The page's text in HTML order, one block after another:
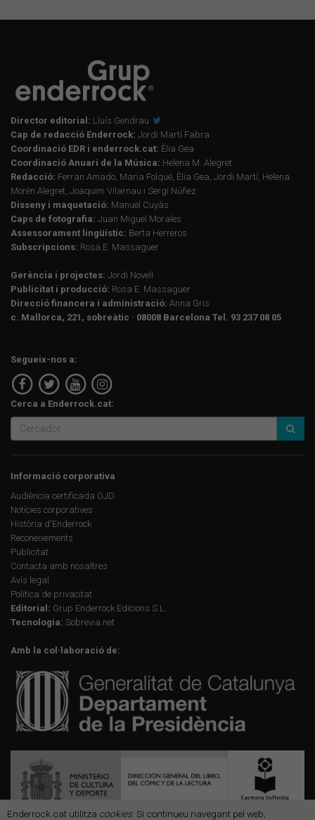
Enderrock.cat utilitza cookies. Si continueu navegant pel web,
Director editorial: Lluís Gendrau
Cap de redacció Enderrock: Jordi Martí Fabra
Coordinació EDR i enderrock.cat: Èlia Gea
Coordinació Anuari de la Música: Helena M. Alegret
Redacció: Ferran Amado, Maria Folqué, Èlia Gea, Jordi Martí, Helena
Morén Alegret, Joaquim Vilarnau i Sergi Núñez
Disseny i maquetació: Manuel Cuyàs
Caps de fotografia: Juan Miguel Morales
Assessorament lingüístic: Berta Herreros
Subscripcions: Rosa E. Massaguer
Gerència i projectes: Jordi Novell
Publicitat i producció: Rosa E. Massaguer
Direcció financera i administració: Anna Gris
c. Mallorca, 221, sobreàtic · 08008 Barcelona Tel. 93 237 08 05
Segueix-nos a:
Cerca a Enderrock.cat:
Informació corporativa
Audiència certificada OJD
Notícies corporatives
Història d'Enderrock
Reconeixements
Publicitat
Contacta amb nosaltres
Avís legal
Política de privacitat
Editorial: Grup Enderrock Edicions S.L.
Tecnologia: Sobrevia.net
Amb la col·laboració de: